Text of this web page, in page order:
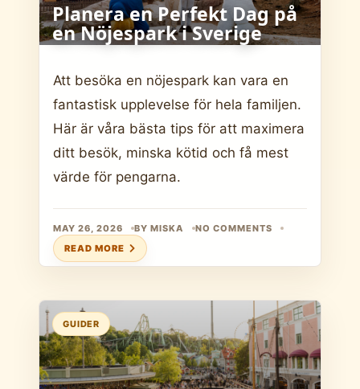
Planera en Perfekt Dag på
en Nöjespark i Sverige
Att besöka en nöjespark kan vara en
fantastisk upplevelse för hela familjen.
Här är våra bästa tips för att maximera
ditt besök, minska kötid och få mest
värde för pengarna.
MAY 26, 2026 BY MISKA
NO COMMENTS
READ MORE
GUIDER